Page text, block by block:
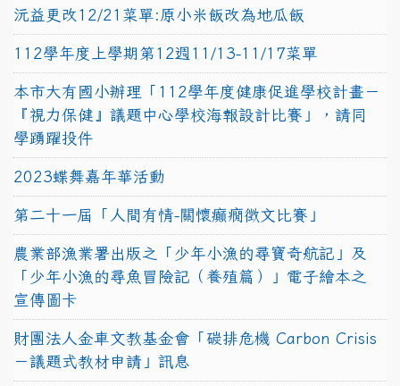
沅益更改12/21菜單:原小米飯改為地瓜飯
112學年度上學期第12週11/13-11/17菜單
本市大有國小辦理「112學年度健康促進學校計畫－
『視力保健』議題中心學校海報設計比賽」，請同
學踴躍投件
2023蝶舞嘉年華活動
第二十一屆「人間有情-關懷癲癇徵文比賽」
農業部漁業署出版之「少年小漁的尋寶奇航記」及
「少年小漁的尋魚冒險記（養殖篇）」電子繪本之
宣傳圖卡
財團法人金車文教基金會「碳排危機 Carbon Crisis
－議題式教材申請」訊息